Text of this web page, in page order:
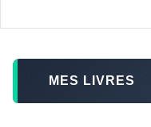
MES LIVRES